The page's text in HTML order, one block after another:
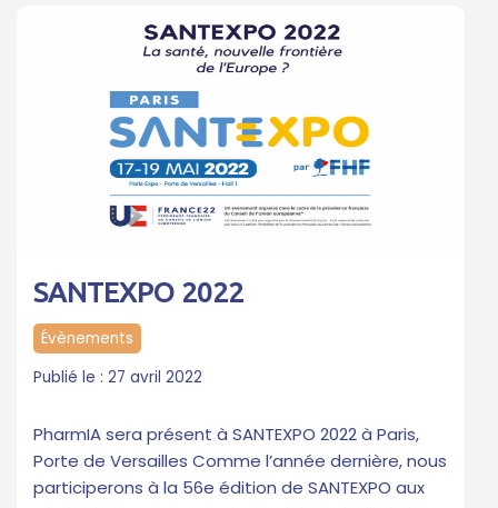
SANTEXPO 2022
Évènements
27 avril 2022
PharmIA sera présent à SANTEXPO 2022 à Paris,
Porte de Versailles Comme l’année dernière, nous
participerons à la 56e édition de SANTEXPO aux